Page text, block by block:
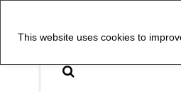
This website uses cookies to